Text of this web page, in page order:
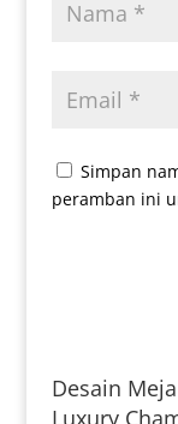
Simpan
peramban ini
Desain
Luxury